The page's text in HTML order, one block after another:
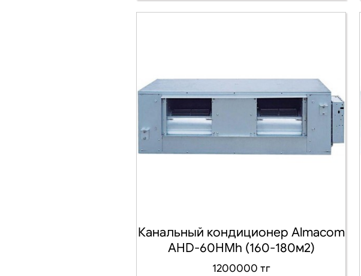
Канальный кондиционер Almacom
AHD-60HMh (160-180м2)
1200000 тг